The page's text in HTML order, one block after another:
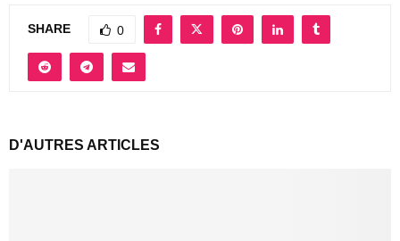
SHARE 0
D'AUTRES ARTICLES